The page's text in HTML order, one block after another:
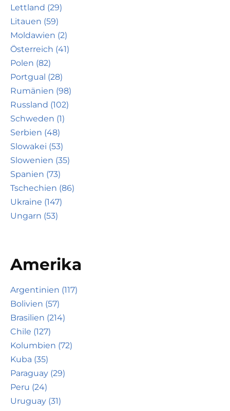
Lettland (29)
Litauen (59)
Moldawien (2)
Österreich (41)
Polen (82)
Portgual (28)
Rumänien (98)
Russland (102)
Schweden (1)
Serbien (48)
Slowakei (53)
Slowenien (35)
Spanien (73)
Tschechien (86)
Ukraine (147)
Ungarn (53)
Amerika
Argentinien (117)
Bolivien (57)
Brasilien (214)
Chile (127)
Kolumbien (72)
Kuba (35)
Paraguay (29)
Peru (24)
Uruguay (31)